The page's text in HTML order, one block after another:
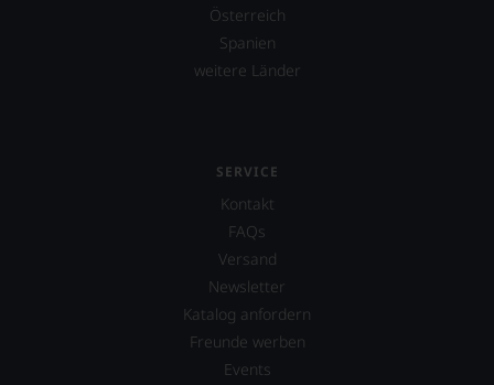
Österreich
Spanien
weitere Länder
SERVICE
Kontakt
FAQs
Versand
Newsletter
Katalog anfordern
Freunde werben
Events